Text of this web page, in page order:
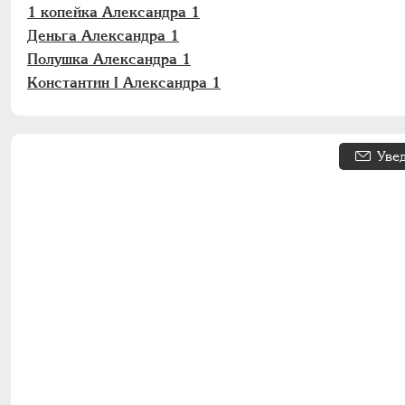
1 копейка Александра 1
Деньга Александра 1
Полушка Александра 1
Константин I Александра 1